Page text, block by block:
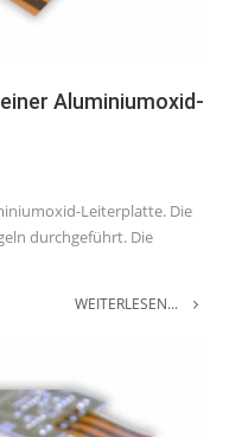
Aluminiumoxid-
Leiterplatte. Die
durchgeführt. Die
WEITERLESEN...